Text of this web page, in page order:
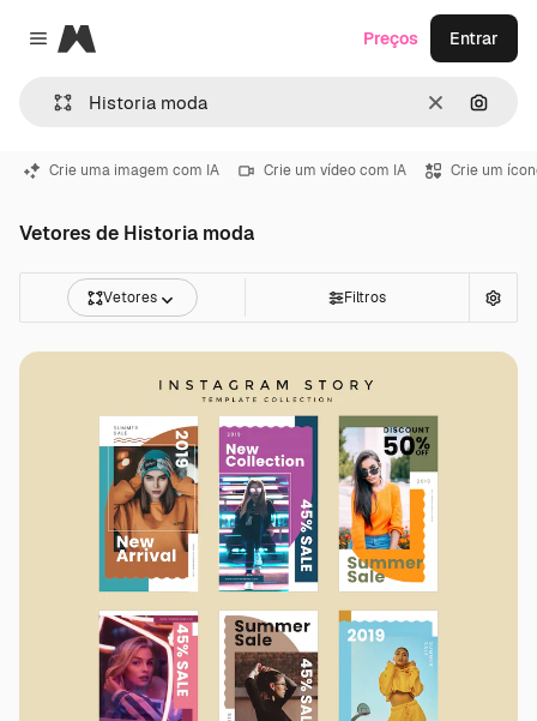
Close menu
Magnific
Limpar
Preços Entrar
Crie uma imagem com IA Crie um vídeo com IA Crie um
Vetores de Historia moda
Vetores Filtros